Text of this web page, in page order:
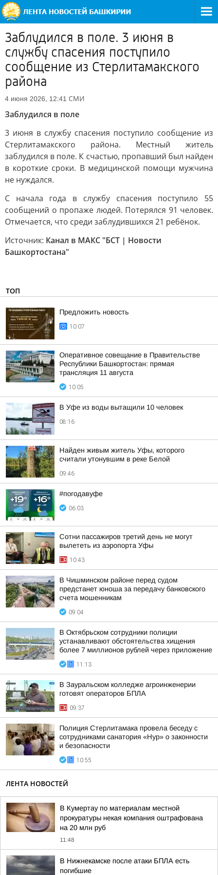
Заблудился в поле. 3 июня в
службу спасения поступило
сообщение из Стерлитамакского
района
4 июня 2026, 12:41 СМИ
Заблудился в поле
3 июня в службу спасения поступило сообщение из
Стерлитамакского района. Местный житель
заблудился в поле. К счастью, пропавший был найден
в короткие сроки. В медицинской помощи мужчина
не нуждался.
С начала года в службу спасения поступило 55
сообщений о пропаже людей. Потерялся 91 человек.
Отмечается, что среди заблудившихся 21 ребёнок.
Источник: Канал в МАКС "БСТ | Новости
Башкортостана"
ТОП
Предложить новость
10:07
Оперативное совещание в Правительстве
Республики Башкортостан: прямая
трансляция 11 августа
10:05
В Уфе из воды вытащили 10 человек
08:16
Найден живым житель Уфы, которого
считали утонувшим в реке Белой
09:46
#погодавуфе
06:03
Сотни пассажиров третий день не могут
вылететь из аэропорта Уфы
10:43
В Чишминском районе перед судом
предстанет юноша за передачу банковского
счета мошенникам
09:04
В Октябрьском сотрудники полиции
устанавливают обстоятельства хищения
более 7 миллионов рублей через приложение
11:13
В Зауральском колледже агроинженерии
готовят операторов БПЛА
09:37
Полиция Стерлитамака провела беседу с
сотрудниками санатория «Нур» о законности
и безопасности
10:55
ЛЕНТА НОВОСТЕЙ
В Кумертау по материалам местной
прокуратуры некая компания оштрафована
на 20 млн руб
11:48
В Нижнекамске после атаки БПЛА есть
погибшие